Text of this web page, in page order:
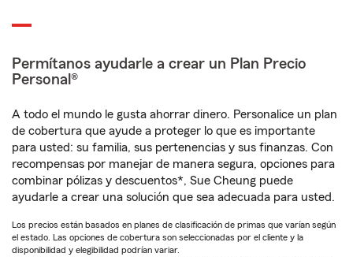
Permítanos ayudarle a crear un Plan Precio
Personal®
A todo el mundo le gusta ahorrar dinero. Personalice un plan
de cobertura que ayude a proteger lo que es importante
para usted: su familia, sus pertenencias y sus finanzas. Con
recompensas por manejar de manera segura, opciones para
combinar pólizas y descuentos*, Sue Cheung puede
ayudarle a crear una solución que sea adecuada para usted.
Los precios están basados en planes de clasificación de primas que varían según
el estado. Las opciones de cobertura son seleccionadas por el cliente y la
disponibilidad y elegibilidad podrían variar.